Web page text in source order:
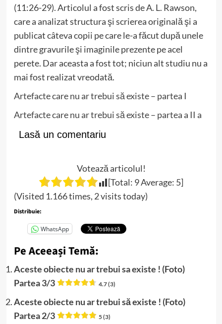
(11:26-29). Articolul a fost scris de A. L. Rawson,
care a analizat structura şi scrierea originală şi a
publicat câteva copii pe care le-a făcut după unele
dintre gravurile şi imaginile prezente pe acel
perete. Dar aceasta a fost tot; niciun alt studiu nu a
mai fost realizat vreodată.
Artefacte care nu ar trebui să existe – partea I
Artefacte care nu ar trebui să existe – partea a II a
Lasă un comentariu
Votează articolul!
[Total: 9Average: 5]
(Visited 1.166 times, 2 visits today)
Distribuie:
WhatsApp
Pe Aceeași Temă:
Aceste obiecte nu ar trebui sa existe ! (Foto)
Partea 3/3
4.7 (3)
Aceste obiecte nu ar trebui să existe ! (Foto)
Partea 2/3
5 (3)